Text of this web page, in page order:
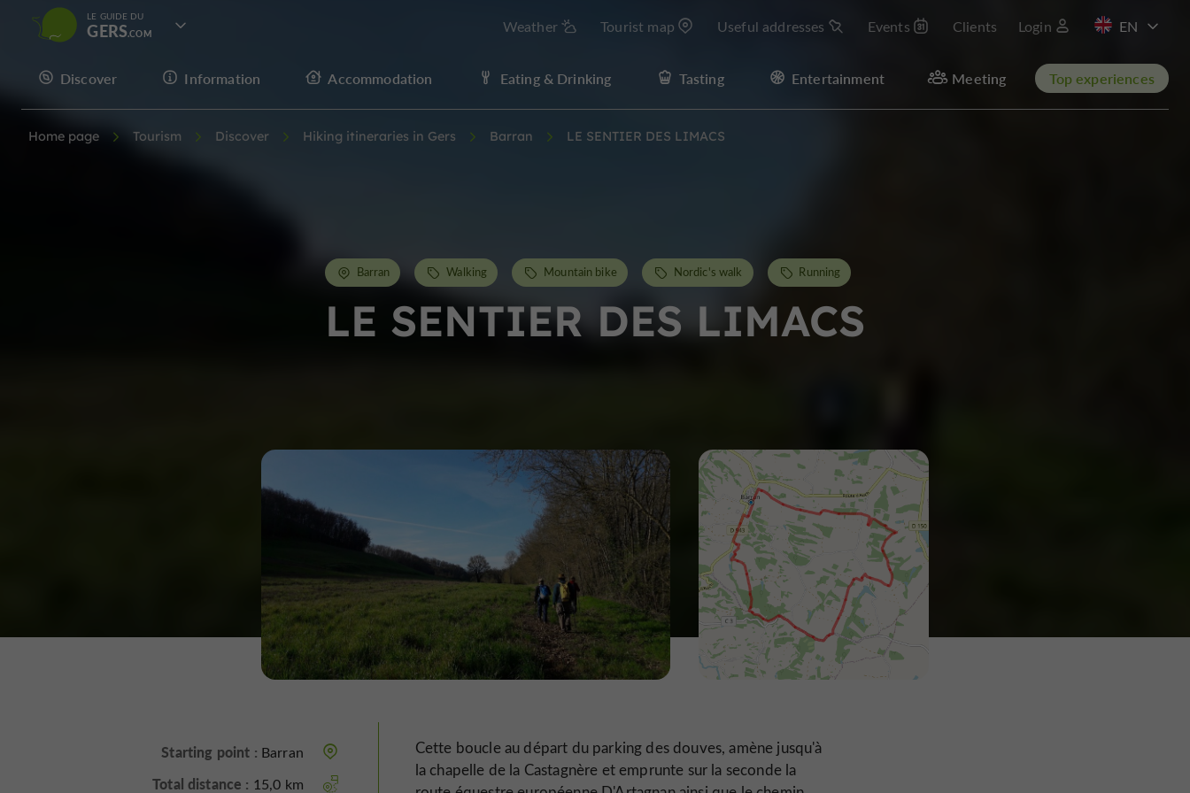
LE GUIDE DU
GERS Weather Tourist map Useful addresses Events Clients Login
FR
Discover Information Accommodation Eating & Drinking Tasting Entertainment Meeting Top experiences
Home page Tourism Discover Hiking itineraries in Gers Barran LE SENTIER DES LIMACS
LE SENTIER DES LIMACS
Barran Walking Mountain bike Nordic's walk Running
Starting point : Barran
Total distance : 15,0 km
Cette boucle au départ du parking des douves, amène jusqu'à
la chapelle de la Castagnère et emprunte sur la seconde la